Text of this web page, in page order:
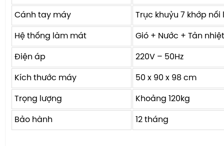
Cánh tay máy Trục khuỷu 7 khớp nối
Hệ thống làm mát Gió + Nước + Tản
Điện áp 220V – 50Hz
Kích thước máy 50 x 90 x 98 cm
Trọng lượng Khoảng 120kg
Bảo hành 12 tháng